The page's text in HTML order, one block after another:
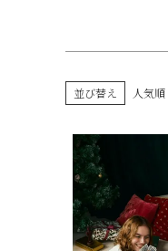
並び替え 人気順